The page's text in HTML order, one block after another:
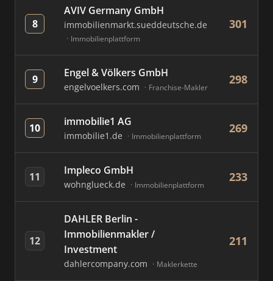
8
AVIV Germany GmbH
immobilienmarkt.sueddeutsche.de
Immobilienplattform
301
9 Engel & Völkers GmbH
engelvoelkers.com Franchise-Makler
298
10 immobilie1 AG
immobilie1.de Immobilienplattform
269
11 Impleco GmbH
wohnglueck.de Immobilienplattform
233
12
DAHLER Berlin -
Immobilienmakler /
Investment
dahlercompany.com Maklerkette
211